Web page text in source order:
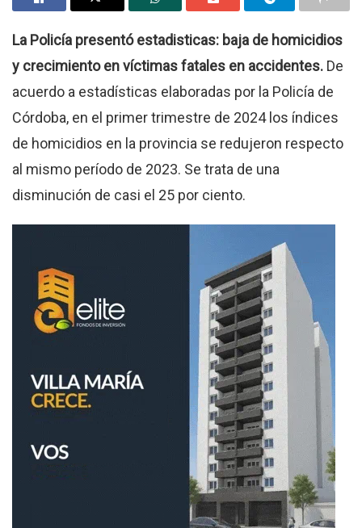
La Policía presentó estadisticas: baja de homicidios
y crecimiento en víctimas fatales en accidentes. De
acuerdo a estadísticas elaboradas por la Policía de
Córdoba, en el primer trimestre de 2024 los índices
de homicidios en la provincia se redujeron respecto
al mismo período de 2023. Se trata de una
disminución de casi el 25 por ciento.